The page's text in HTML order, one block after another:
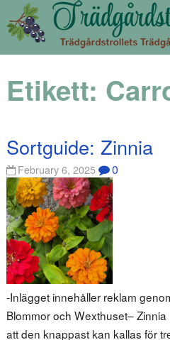
Etikett:
Sortguide: Zinnia
February 6, 2025 0
-Inlägget innehåller reklam
Blommor och Wexthuset–
att den knappast kan kallas för